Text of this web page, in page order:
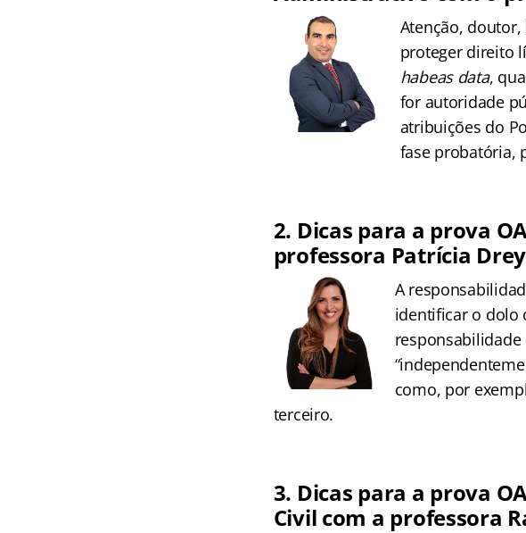
Atenção,
proteger direito
habeas data,
for autoridade
atribuições do
fase probatória,
2. Dicas para a prova
professora Patrícia
A
identificar o dolo
como, por
terceiro.
3. Dicas para a prova
Civil com a professora